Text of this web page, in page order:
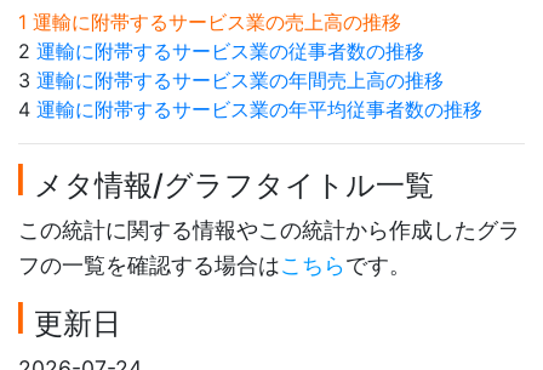
1 運輸に附帯するサービス業の売上高の推移
2 運輸に附帯するサービス業の従事者数の推移
3 運輸に附帯するサービス業の年間売上高の推移
4 運輸に附帯するサービス業の年平均従事者数の推移
メタ情報/グラフタイトル一覧
この統計に関する情報やこの統計から作成したグラ
フの一覧を確認する場合はこちらです。
更新日